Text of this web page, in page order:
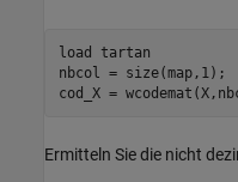
load tartan
nbcol = size(map,1);
cod_X =
Ermitteln Sie die nicht